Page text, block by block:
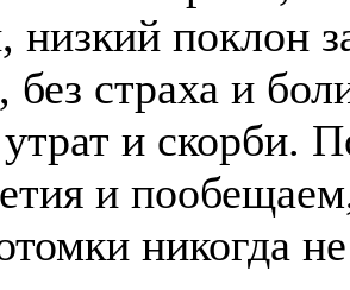
низкий поклон
страха и
и скорби.
и
никогда